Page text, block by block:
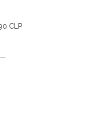
CLP